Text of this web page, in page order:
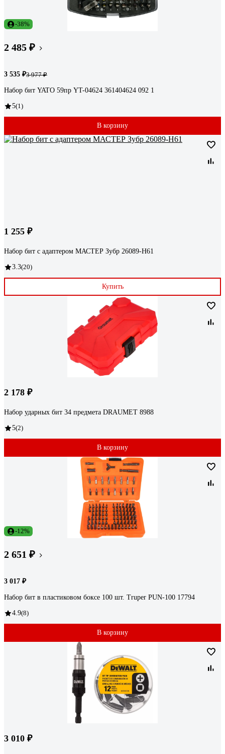
-38%
2 485 ₽
3 535 ₽3 977 ₽
Набор бит YATO 59пр YT-04624 361404624 092 1
5(1)
В корзину
1 255 ₽
Набор бит с адаптером МАСТЕР Зубр 26089-H61
3.3(20)
Купить
2 178 ₽
Набор ударных бит 34 предмета DRAUMET 8988
5(2)
В корзину
-12%
2 651 ₽
3 017 ₽
Набор бит в пластиковом боксе 100 шт. Truper PUN-100 17794
4.9(8)
В корзину
3 010 ₽